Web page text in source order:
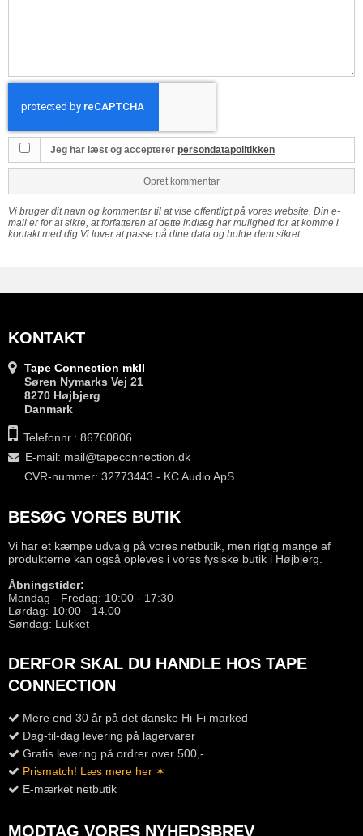
Jeg har læst og acceptererpersondatapolitikken
Opret kommentar
Vi bruger dit navn og kommentar til at vise offentligt på vores website. Din e-
mail er for at sikre, at forfatteren af dette indlæg har mulighed for at komme i
kontakt med dig Vi lover at passe på dine data og holde dem sikret.
KONTAKT
Tape Connection mkII
Søren Nymarks Vej 21
8270 Højbjerg
Danmark
Telefonnr.: 86760806
E-mail: mail@tapeconnection.dk
CVR-nummer: 32773443 - KC Audio ApS
BESØG VORES BUTIK
Vi har et kæmpe udvalg på vores netbutik, men rigtig mange af
produkterne kan også opleves i vores fysiske butik i Højbjerg.
Åbningstider:
Mandag - Fredag: 10:00 - 17:30
Lørdag: 10:00 - 14.00
Søndag: Lukket
DERFOR SKAL DU HANDLE HOS TAPE
CONNECTION
Mere end 30 år på det danske Hi-Fi marked
Dag-til-dag levering på lagervarer
Gratis levering på ordrer over 500,-
Prismatch! Læs mere her ✶
E-mærket netbutik
MODTAG VORES NYHEDSBREV